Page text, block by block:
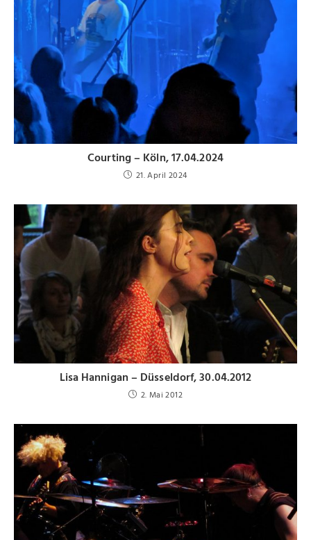
Courting – Köln, 17.04.2024
21. April 2024
Lisa Hannigan – Düsseldorf, 30.04.2012
2. Mai 2012